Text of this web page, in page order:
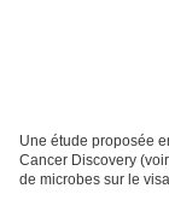
Une étude proposée
Cancer Discovery
de microbes sur le